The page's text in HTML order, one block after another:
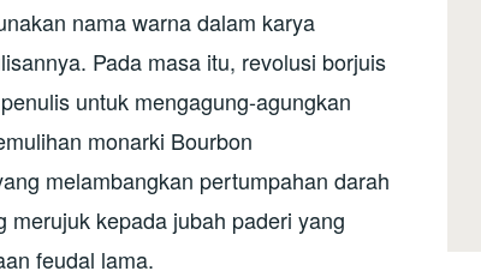
nama warna dalam karya
Pada masa itu, revolusi borjuis
untuk mengagung-agungkan
monarki Bourbon
melambangkan pertumpahan darah
kepada jubah paderi yang
feudal lama.